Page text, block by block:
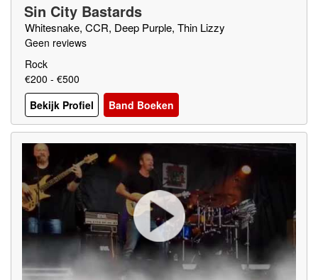
Sin City Bastards
Whitesnake, CCR, Deep Purple, Thin Lizzy
Geen reviews
Rock
€200 - €500
Bekijk Profiel
Band Boeken